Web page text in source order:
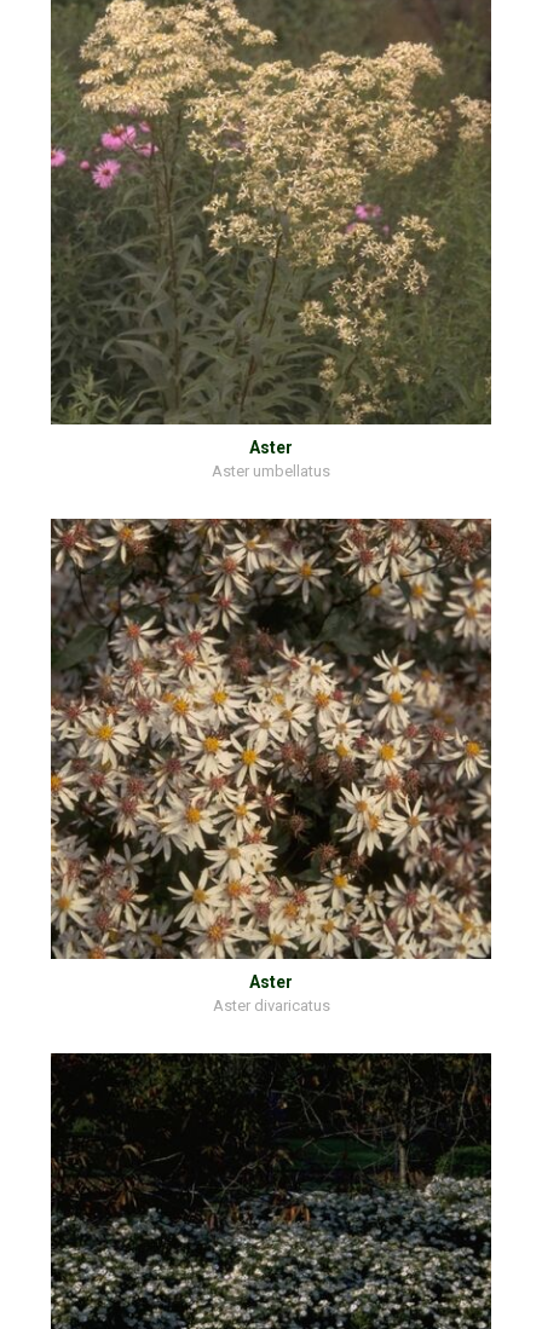
Aster
Aster umbellatus
Aster
Aster divaricatus